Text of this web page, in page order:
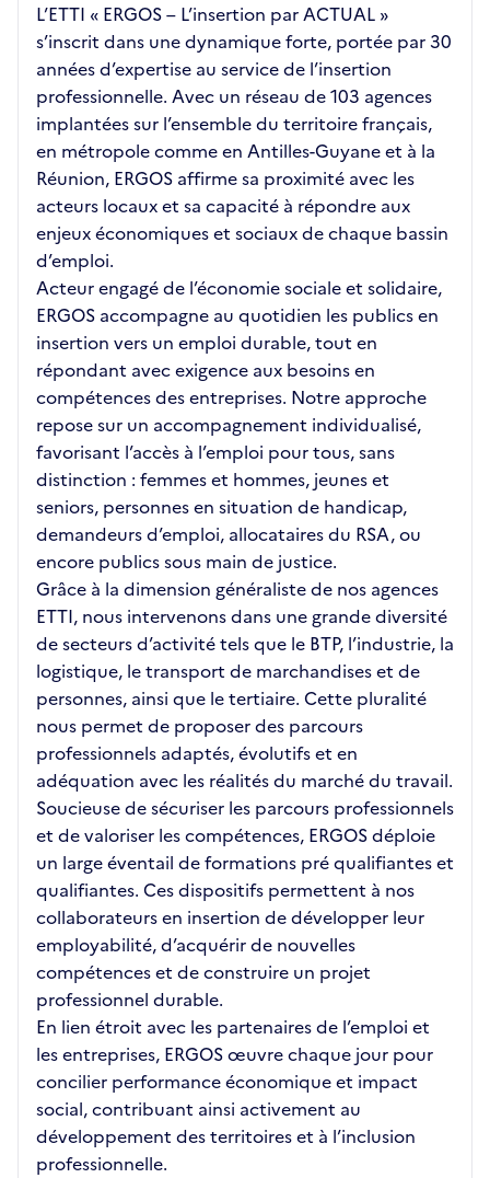
L’ETTI « ERGOS – L’insertion par ACTUAL »
s’inscrit dans une dynamique forte, portée par 30
années d’expertise au service de l’insertion
professionnelle. Avec un réseau de 103 agences
implantées sur l’ensemble du territoire français,
en métropole comme en Antilles-Guyane et à la
Réunion, ERGOS affirme sa proximité avec les
acteurs locaux et sa capacité à répondre aux
enjeux économiques et sociaux de chaque bassin
d’emploi.
Acteur engagé de l’économie sociale et solidaire,
ERGOS accompagne au quotidien les publics en
insertion vers un emploi durable, tout en
répondant avec exigence aux besoins en
compétences des entreprises. Notre approche
repose sur un accompagnement individualisé,
favorisant l’accès à l’emploi pour tous, sans
distinction : femmes et hommes, jeunes et
seniors, personnes en situation de handicap,
demandeurs d’emploi, allocataires du RSA, ou
encore publics sous main de justice.
Grâce à la dimension généraliste de nos agences
ETTI, nous intervenons dans une grande diversité
de secteurs d’activité tels que le BTP, l’industrie, la
logistique, le transport de marchandises et de
personnes, ainsi que le tertiaire. Cette pluralité
nous permet de proposer des parcours
professionnels adaptés, évolutifs et en
adéquation avec les réalités du marché du travail.
Soucieuse de sécuriser les parcours professionnels
et de valoriser les compétences, ERGOS déploie
un large éventail de formations pré qualifiantes et
qualifiantes. Ces dispositifs permettent à nos
collaborateurs en insertion de développer leur
employabilité, d’acquérir de nouvelles
compétences et de construire un projet
professionnel durable.
En lien étroit avec les partenaires de l’emploi et
les entreprises, ERGOS œuvre chaque jour pour
concilier performance économique et impact
social, contribuant ainsi activement au
développement des territoires et à l’inclusion
professionnelle.